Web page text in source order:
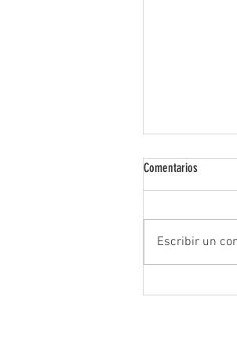
Félis - Ojos
Comentarios
Escribir un